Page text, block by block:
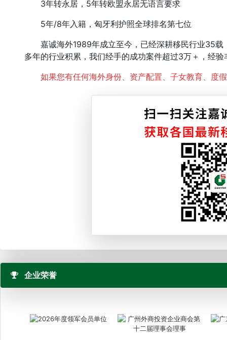
3年转永居，5年转欧盟永居无语言要求
5年/8年入籍，匈牙利护照全球排名第七位
嘉诚海外1989年成立至今，已经深耕移民行业35载
多年的行业积累，我们经手的成功案件超过3万＋，经
如果您有任何海外身份、资产配置、子女教育、度
企业荣誉